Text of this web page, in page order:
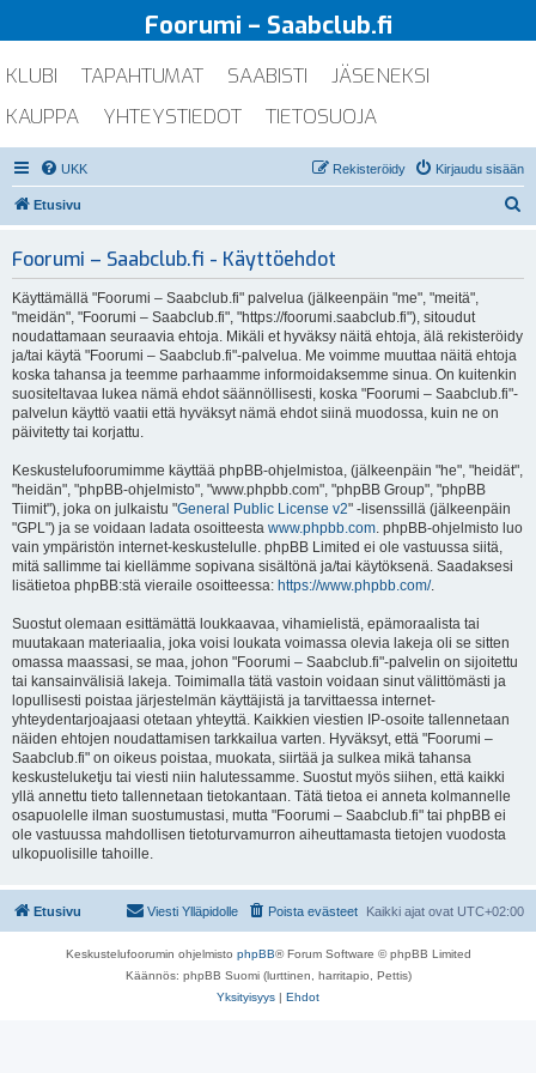
Foorumi – Saabclub.fi
KLUBI TAPAHTUMAT SAABISTI
JÄSENEKSI
KAUPPA
YHTEYSTIEDOT TIETOSUOJA
UKK Kirjaudu sisään
Rekisteröidy
Etusivu
Foorumi – Saabclub.fi - Käyttöehdot
Käyttämällä "Foorumi – Saabclub.fi" palvelua (jälkeenpäin "me", "meitä",
"meidän", "Foorumi – Saabclub.fi", "https://foorumi.saabclub.fi"), sitoudut
noudattamaan seuraavia ehtoja. Mikäli et hyväksy näitä ehtoja, älä rekisteröidy
ja/tai käytä "Foorumi – Saabclub.fi"-palvelua. Me voimme muuttaa näitä ehtoja
koska tahansa ja teemme parhaamme informoidaksemme sinua. On kuitenkin
suositeltavaa lukea nämä ehdot säännöllisesti, koska "Foorumi – Saabclub.fi"-
palvelun käyttö vaatii että hyväksyt nämä ehdot siinä muodossa, kuin ne on
päivitetty tai korjattu.
Keskustelufoorumimme käyttää phpBB-ohjelmistoa, (jälkeenpäin "he", "heidät",
"heidän", "phpBB-ohjelmisto", "www.phpbb.com", "phpBB Group", "phpBB
Tiimit"), joka on julkaistu "General Public License v2" -lisenssillä (jälkeenpäin
"GPL") ja se voidaan ladata osoitteesta www.phpbb.com. phpBB-ohjelmisto luo
vain ympäristön internet-keskustelulle. phpBB Limited ei ole vastuussa siitä,
mitä sallimme tai kiellämme sopivana sisältönä ja/tai käytöksenä. Saadaksesi
lisätietoa phpBB:stä vieraile osoitteessa: https://www.phpbb.com/.
Suostut olemaan esittämättä loukkaavaa, vihamielistä, epämoraalista tai
muutakaan materiaalia, joka voisi loukata voimassa olevia lakeja oli se sitten
omassa maassasi, se maa, johon "Foorumi – Saabclub.fi"-palvelin on sijoitettu
tai kansainvälisiä lakeja. Toimimalla tätä vastoin voidaan sinut välittömästi ja
lopullisesti poistaa järjestelmän käyttäjistä ja tarvittaessa internet-
yhteydentarjoajaasi otetaan yhteyttä. Kaikkien viestien IP-osoite tallennetaan
näiden ehtojen noudattamisen tarkkailua varten. Hyväksyt, että "Foorumi –
Saabclub.fi" on oikeus poistaa, muokata, siirtää ja sulkea mikä tahansa
keskusteluketju tai viesti niin halutessamme. Suostut myös siihen, että kaikki
yllä annettu tieto tallennetaan tietokantaan. Tätä tietoa ei anneta kolmannelle
osapuolelle ilman suostumustasi, mutta "Foorumi – Saabclub.fi" tai phpBB ei
ole vastuussa mahdollisen tietoturvamurron aiheuttamasta tietojen vuodosta
ulkopuolisille tahoille.
Etusivu Kaikki ajat ovat UTC+02:00
Poista evästeet
Viesti Ylläpidolle
Keskustelufoorumin ohjelmisto phpBB® Forum Software © phpBB Limited
Käännös: phpBB Suomi (lurttinen, harritapio, Pettis)
Yksityisyys | Ehdot